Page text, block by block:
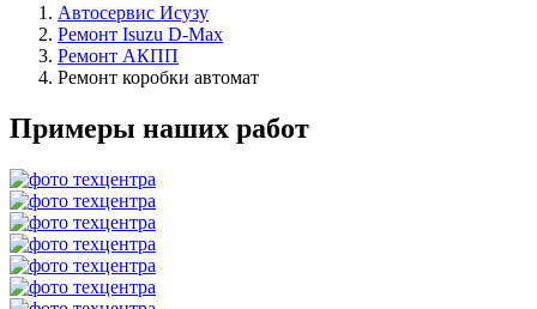
Автосервис Исузу
Ремонт Isuzu D-Max
Ремонт АКПП
Ремонт коробки автомат
Примеры наших работ